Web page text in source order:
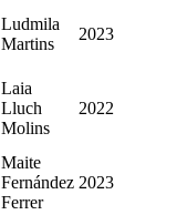
Ludmila
Martins
2023
Laia
Lluch
Molins
2022
Maite
Fernández
Ferrer
2023